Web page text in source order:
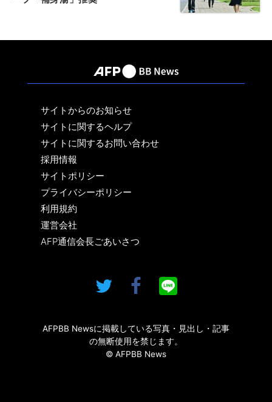
サイトからのお知らせ
サイトに関するヘルプ
サイトに関するお問い合わせ
採用情報
サイトポリシー
プライバシーポリシー
利用規約
運営会社
AFP通信会長ごあいさつ
AFPBB Newsに掲載している写真・見出し・記事
の無断使用を禁じます。
© AFPBB News